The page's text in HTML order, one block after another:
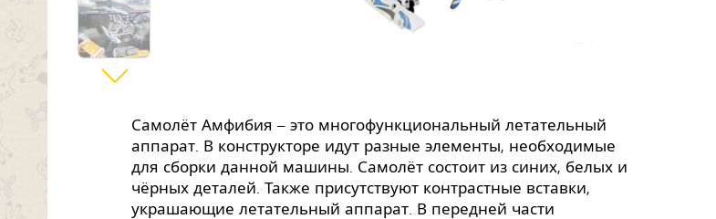
Самолёт Амфибия – это многофункциональный летательный
аппарат. В конструкторе идут разные элементы, необходимые
для сборки данной машины. Самолёт состоит из синих, белых и
чёрных деталей. Также присутствуют контрастные вставки,
украшающие летательный аппарат. В передней части